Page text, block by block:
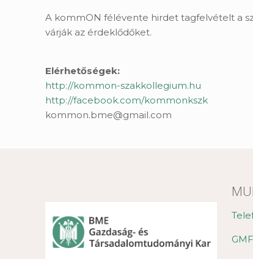
A kommON félévente hirdet tagfelvételt a
várják az érdeklődőket.
Elérhetőségek:
http://kommon-szakkollegium.hu
http://facebook.com/kommonkszk
kommon.bme@gmail.com
GMF